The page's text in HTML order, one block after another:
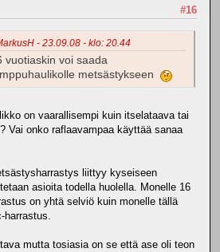
#16
- 23.09.08 - klo: 20.44
vuotiaskin voi saada
metsästykseen
on vaarallisempi kuin itselataava tai
Vai onko raflaavampaa käyttää sanaa
liittyy kyseiseen
asioita todella huolella. Monelle 16
on yhtä selviö kuin monelle tällä
harrastus.
mutta tosiasia on se että ase oli teon